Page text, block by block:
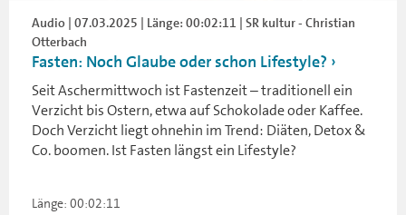
Audio | 07.03.2025 | Länge: 00:02:11 | SR kultur - Christian
Otterbach
Fasten: Noch Glaube oder schon Lifestyle?
Seit Aschermittwoch ist Fastenzeit – traditionell ein
Verzicht bis Ostern, etwa auf Schokolade oder Kaffee.
Doch Verzicht liegt ohnehin im Trend: Diäten, Detox &
Co. boomen. Ist Fasten längst ein Lifestyle?
Länge: 00:02:11